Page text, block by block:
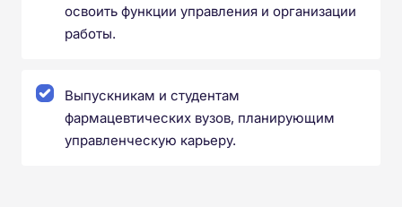
освоить функции управления и организации
работы.
Выпускникам и студентам
фармацевтических вузов, планирующим
управленческую карьеру.